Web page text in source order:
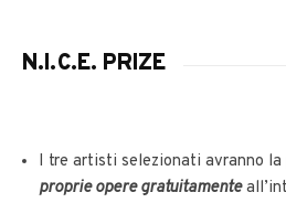
N.I.C.E. PRIZE
I tre artisti selezionati avranno
proprie opere gratuitamente